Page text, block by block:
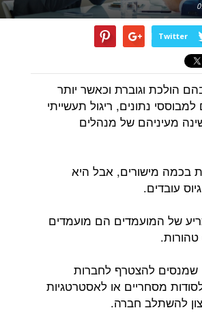
Twitter
הולכת וגוברת וכאשר יותר
למבוססי נתונים, ריגול תעשייתי
מעיניהם של מנהלים
בכמה מישורים, אבל היא
עובדים.
של המועמדים הם מועמדים
טהורות.
שמנסים להצטרף לחברות
מסחריים או לאסטרטגיות
להשתלב חברה.